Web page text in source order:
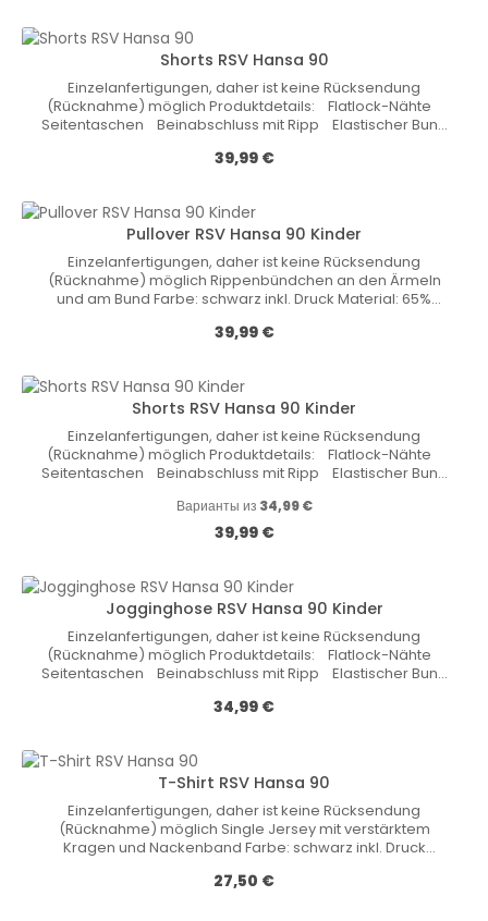
Shorts RSV Hansa 90
Einzelanfertigungen, daher ist keine Rücksendung
(Rücknahme) möglich Produktdetails: Flatlock-Nähte
Seitentaschen Beinabschluss mit Ripp Elastischer Bund
Baumwolle, 30 % Polyester, 300 g/qm Farbe:
Обычная цена:
39,99 €
Pullover RSV Hansa 90 Kinder
Einzelanfertigungen, daher ist keine Rücksendung
(Rücknahme) möglich Rippenbündchen an den Ärmeln
und am Bund Farbe: schwarz inkl. Druck Material: 65%
Обычная цена:
39,99 €
Shorts RSV Hansa 90 Kinder
Einzelanfertigungen, daher ist keine Rücksendung
(Rücknahme) möglich Produktdetails: Flatlock-Nähte
Seitentaschen Beinabschluss mit Ripp Elastischer Bund
Baumwolle, 30 % Polyester, 300 g/qm Farbe:
SchwarzGröße: S-5XL
Варианты из 34,99 €
Обычная цена:
39,99 €
Jogginghose RSV Hansa 90 Kinder
Einzelanfertigungen, daher ist keine Rücksendung
(Rücknahme) möglich Produktdetails: Flatlock-Nähte
Seitentaschen Beinabschluss mit Ripp Elastischer Bund
Baumwolle, 30 % Polyester, 300 g/qm Farbe:
Обычная цена:
34,99 €
T-Shirt RSV Hansa 90
Einzelanfertigungen, daher ist keine Rücksendung
(Rücknahme) möglich Single Jersey mit verstärktem
Kragen und Nackenband Farbe: schwarz inkl. Druck
Baumwolle Gewicht: 180g/m2
Обычная цена:
27,50 €